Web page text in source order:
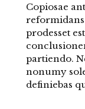
Copiosae
reformidans
prodesset
partiendo.
nonumy
definiebas